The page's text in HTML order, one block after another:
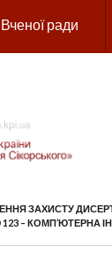
ради
ЗАХИСТУ
– КОМП’ЮТЕРНА